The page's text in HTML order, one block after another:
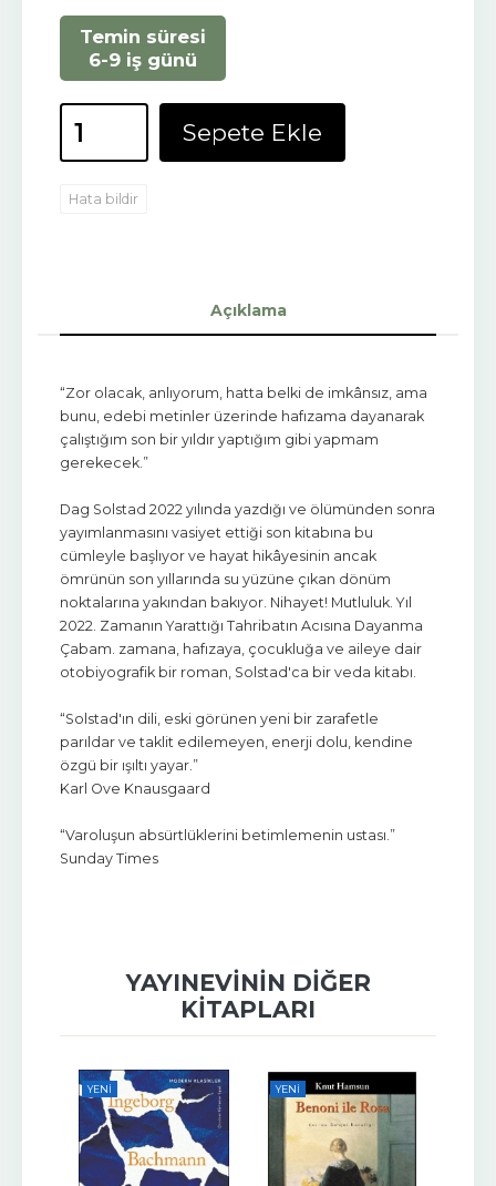
Temin süresi
6-9 iş günü
Sepete Ekle
Hata bildir
Açıklama
“Zor olacak, anlıyorum, hatta belki de imkânsız, ama
bunu, edebi metinler üzerinde hafızama dayanarak
çalıştığım son bir yıldır yaptığım gibi yapmam
gerekecek.”
Dag Solstad 2022 yılında yazdığı ve ölümünden sonra
yayımlanmasını vasiyet ettiği son kitabına bu
cümleyle başlıyor ve hayat hikâyesinin ancak
ömrünün son yıllarında su yüzüne çıkan dönüm
noktalarına yakından bakıyor. Nihayet! Mutluluk. Yıl
2022. Zamanın Yarattığı Tahribatın Acısına Dayanma
Çabam. zamana, hafızaya, çocukluğa ve aileye dair
otobiyografik bir roman, Solstad'ca bir veda kitabı.
“Solstad'ın dili, eski görünen yeni bir zarafetle
parıldar ve taklit edilemeyen, enerji dolu, kendine
özgü bir ışıltı yayar.”
Karl Ove Knausgaard
“Varoluşun absürtlüklerini betimlemenin ustası.”
Sunday Times
YAYINEVININ DIĞER
KITAPLARI
YENI YENI